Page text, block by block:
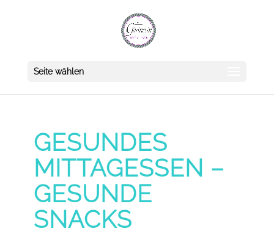
Seite wählen
GESUNDES
MITTAGESSEN –
GESUNDE
SNACKS